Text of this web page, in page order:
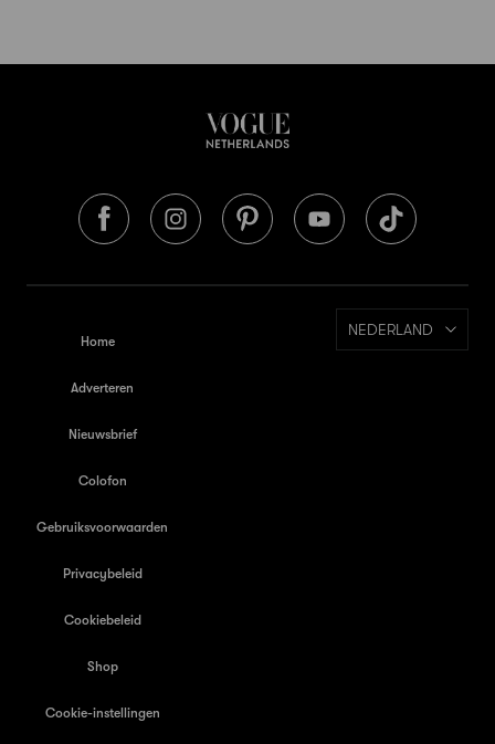
Home
Adverteren
Nieuwsbrief
Colofon
Gebruiksvoorwaarden
Privacybeleid
Cookiebeleid
Shop
Cookie-instellingen
NEDERLAND